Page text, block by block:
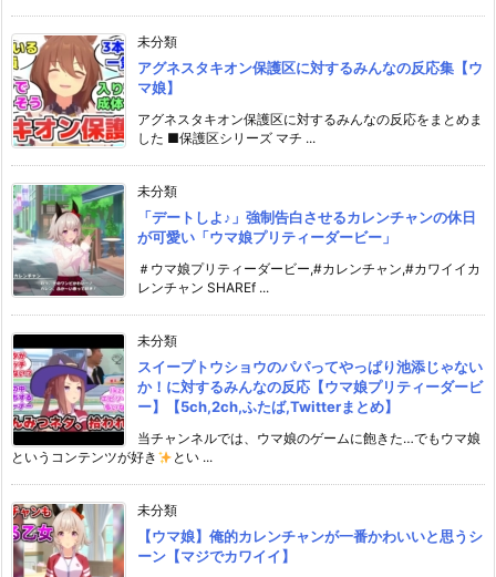
未分類
アグネスタキオン保護区に対するみんなの反応集【ウ
マ娘】
アグネスタキオン保護区に対するみんなの反応をまとめま
した ■保護区シリーズ マチ ...
未分類
「デートしよ♪」強制告白させるカレンチャンの休日
が可愛い「ウマ娘プリティーダービー」
＃ウマ娘プリティーダービー,#カレンチャン,#カワイイカ
レンチャン SHAREf ...
未分類
スイープトウショウのパパってやっぱり池添じゃない
か！に対するみんなの反応【ウマ娘プリティーダービ
ー】【5ch,2ch,ふたば,Twitterまとめ】
当チャンネルでは、ウマ娘のゲームに飽きた…でもウマ娘
というコンテンツが好き
とい ...
未分類
【ウマ娘】俺的カレンチャンが一番かわいいと思うシ
ーン【マジでカワイイ】